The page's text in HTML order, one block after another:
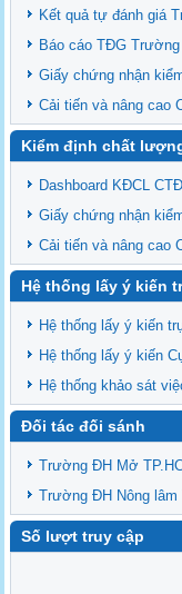
Kết quả tự đánh giá
Báo cáo TĐG
Giấy chứng nhận
Cải tiến và nâng cao
Kiểm định chất
Dashboard KĐCL
Giấy chứng nhận
Cải tiến và nâng cao
Hệ thống lấy ý kiến
Hệ thống lấy ý kiến
Hệ thống lấy ý kiến
Hệ thống khảo sát
Đối tác đối sánh
Trường ĐH Mở
Trường ĐH Nông lâm
Số lượt truy cập